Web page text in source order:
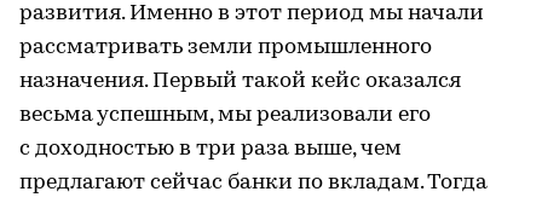
развития. Именно в этот период мы начали
рассматривать земли промышленного
назначения. Первый такой кейс оказался
весьма успешным, мы реализовали его
с доходностью в три раза выше, чем
предлагают сейчас банки по вкладам. Тогда